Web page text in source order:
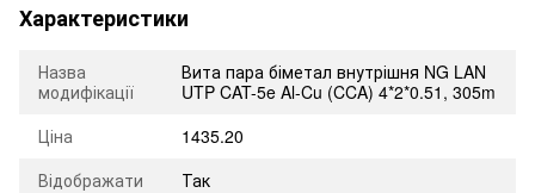
Характеристики
Назва
модифікації
Вита пара біметал внутрішня NG LAN
UTP CAT-5e Al-Cu (CCA) 4*2*0.51, 305m
Ціна
1435.20
Відображати
Так